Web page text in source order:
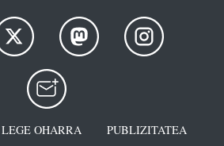
LEGE OHARRA
PUBLIZITATEA